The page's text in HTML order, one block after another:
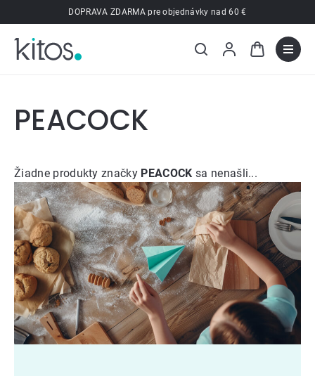
na
obsah
DOPRAVA ZDARMA pre objednávky nad 60 €
PEACOCK
Žiadne produkty značky PEACOCK sa nenašli...